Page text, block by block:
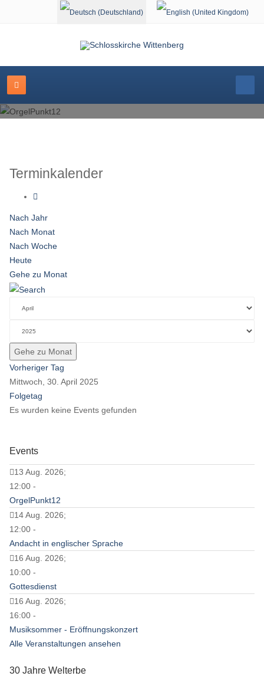
Sprache auswählen
Terminkalender
Nach Jahr
Nach Monat
Nach Woche
Heute
Gehe zu Monat
Gehe zu Monat
Vorheriger Tag
Mittwoch, 30. April 2025
Folgetag
Es wurden keine Events gefunden
Events
13 Aug. 2026;
12:00 -
OrgelPunkt12
14 Aug. 2026;
12:00 -
Andacht in englischer Sprache
16 Aug. 2026;
10:00 -
Gottesdienst
16 Aug. 2026;
16:00 -
Musiksommer - Eröffnungskonzert
Alle Veranstaltungen ansehen
30 Jahre Welterbe